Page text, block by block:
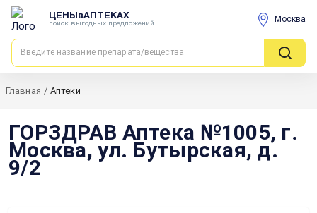
ЦЕНЫвАПТЕКАХ
поиск выгодных предложений Москва
Главная / Аптеки
ГОРЗДРАВ Аптека №1005, г.
Москва, ул. Бутырская, д.
9/2